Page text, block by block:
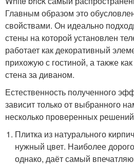
Главным образом это
свойствами. Он идеально
стены на которой установлен
работает как декоративный
прихожую с гостиной, а также
стена за диваном.
Естественность полученного
зависит только от выбранного
несколько проверенных
Плитка из натурального
нужный цвет. Наиболее
однако, даёт самый